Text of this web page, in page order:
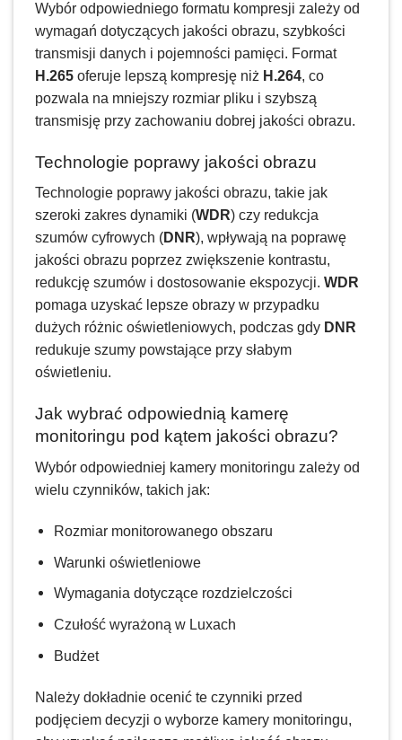
Wybór odpowiedniego formatu kompresji zależy od
wymagań dotyczących jakości obrazu, szybkości
transmisji danych i pojemności pamięci. Format
H.265 oferuje lepszą kompresję niż H.264, co
pozwala na mniejszy rozmiar pliku i szybszą
transmisję przy zachowaniu dobrej jakości obrazu.
Technologie poprawy jakości obrazu
Technologie poprawy jakości obrazu, takie jak
szeroki zakres dynamiki (WDR) czy redukcja
szumów cyfrowych (DNR), wpływają na poprawę
jakości obrazu poprzez zwiększenie kontrastu,
redukcję szumów i dostosowanie ekspozycji.WDR
pomaga uzyskać lepsze obrazy w przypadku
dużych różnic oświetleniowych, podczas gdy DNR
redukuje szumy powstające przy słabym
oświetleniu.
Jak wybrać odpowiednią kamerę
monitoringu pod kątem jakości obrazu?
Wybór odpowiedniej kamery monitoringu zależy od
wielu czynników, takich jak:
Rozmiar monitorowanego obszaru
Warunki oświetleniowe
Wymagania dotyczące rozdzielczości
Czułość wyrażoną w Luxach
Budżet
Należy dokładnie ocenić te czynniki przed
podjęciem decyzji o wyborze kamery monitoringu,